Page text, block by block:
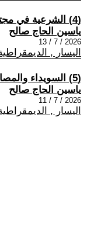
(4) الشرعية في مجتمع مُنقسِم
ياسين الحاج صالح
2026 / 7 / 13
اليسار ,
(5) السويداء والمصالحة الوطنية السورية
ياسين الحاج صالح
2026 / 7 / 11
اليسار ,